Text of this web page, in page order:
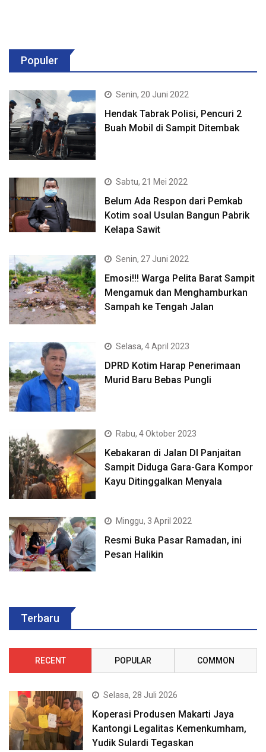
Populer
Senin, 20 Juni 2022
Hendak Tabrak Polisi, Pencuri 2
Buah Mobil di Sampit Ditembak
Sabtu, 21 Mei 2022
Belum Ada Respon dari Pemkab
Kotim soal Usulan Bangun Pabrik
Kelapa Sawit
Senin, 27 Juni 2022
Emosi!!! Warga Pelita Barat Sampit
Mengamuk dan Menghamburkan
Sampah ke Tengah Jalan
Selasa, 4 April 2023
DPRD Kotim Harap Penerimaan
Murid Baru Bebas Pungli
Rabu, 4 Oktober 2023
Kebakaran di Jalan DI Panjaitan
Sampit Diduga Gara-Gara Kompor
Kayu Ditinggalkan Menyala
Minggu, 3 April 2022
Resmi Buka Pasar Ramadan, ini
Pesan Halikin
Terbaru
RECENT POPULAR COMMON
Selasa, 28 Juli 2026
Koperasi Produsen Makarti Jaya
Kantongi Legalitas Kemenkumham,
Yudik Sulardi Tegaskan